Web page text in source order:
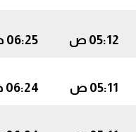
05:12 ص 06:25 ص
05:11 ص 06:24 ص